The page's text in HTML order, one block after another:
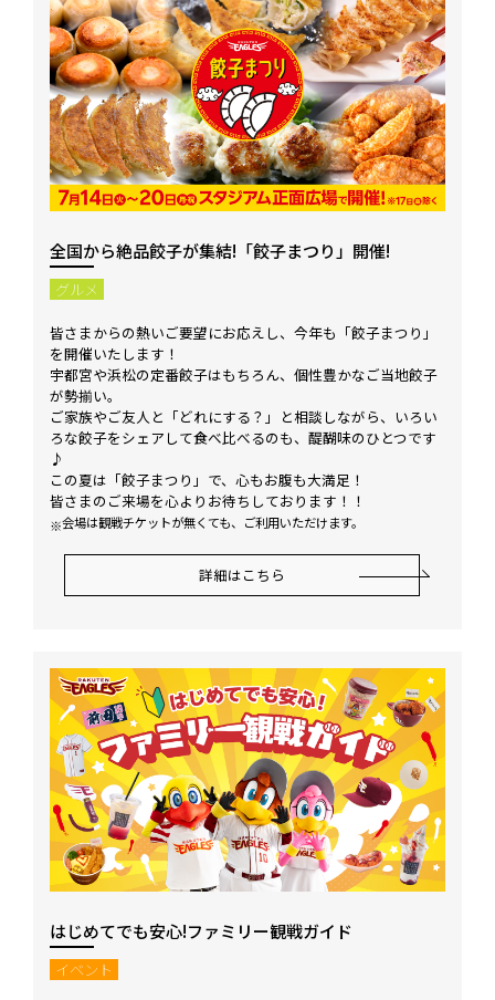
全国から絶品餃子が集結!「餃子まつり」開催!
グルメ
皆さまからの熱いご要望にお応えし、今年も「餃子まつり」
を開催いたします！
宇都宮や浜松の定番餃子はもちろん、個性豊かなご当地餃子
が勢揃い。
ご家族やご友人と「どれにする？」と相談しながら、いろい
ろな餃子をシェアして食べ比べるのも、醍醐味のひとつです
♪
この夏は「餃子まつり」で、心もお腹も大満足！
皆さまのご来場を心よりお待ちしております！！
会場は観戦チケットが無くても、ご利用いただけます。
詳細はこちら
はじめてでも安心!ファミリー観戦ガイド
イベント